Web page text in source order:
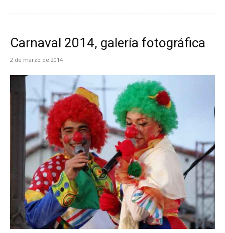
Carnaval 2014, galería fotográfica
2 de marzo de 2014